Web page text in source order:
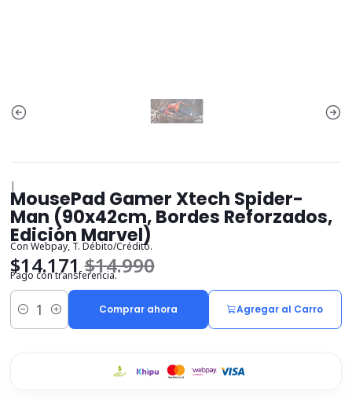
|
MousePad Gamer Xtech Spider-
Man (90x42cm, Bordes Reforzados,
Edición Marvel)
Con Webpay, T. Débito/Crédito.
$14.171$14.990
Pago con transferencia.
Cantidad
Agregar al Carro
Comprar ahora